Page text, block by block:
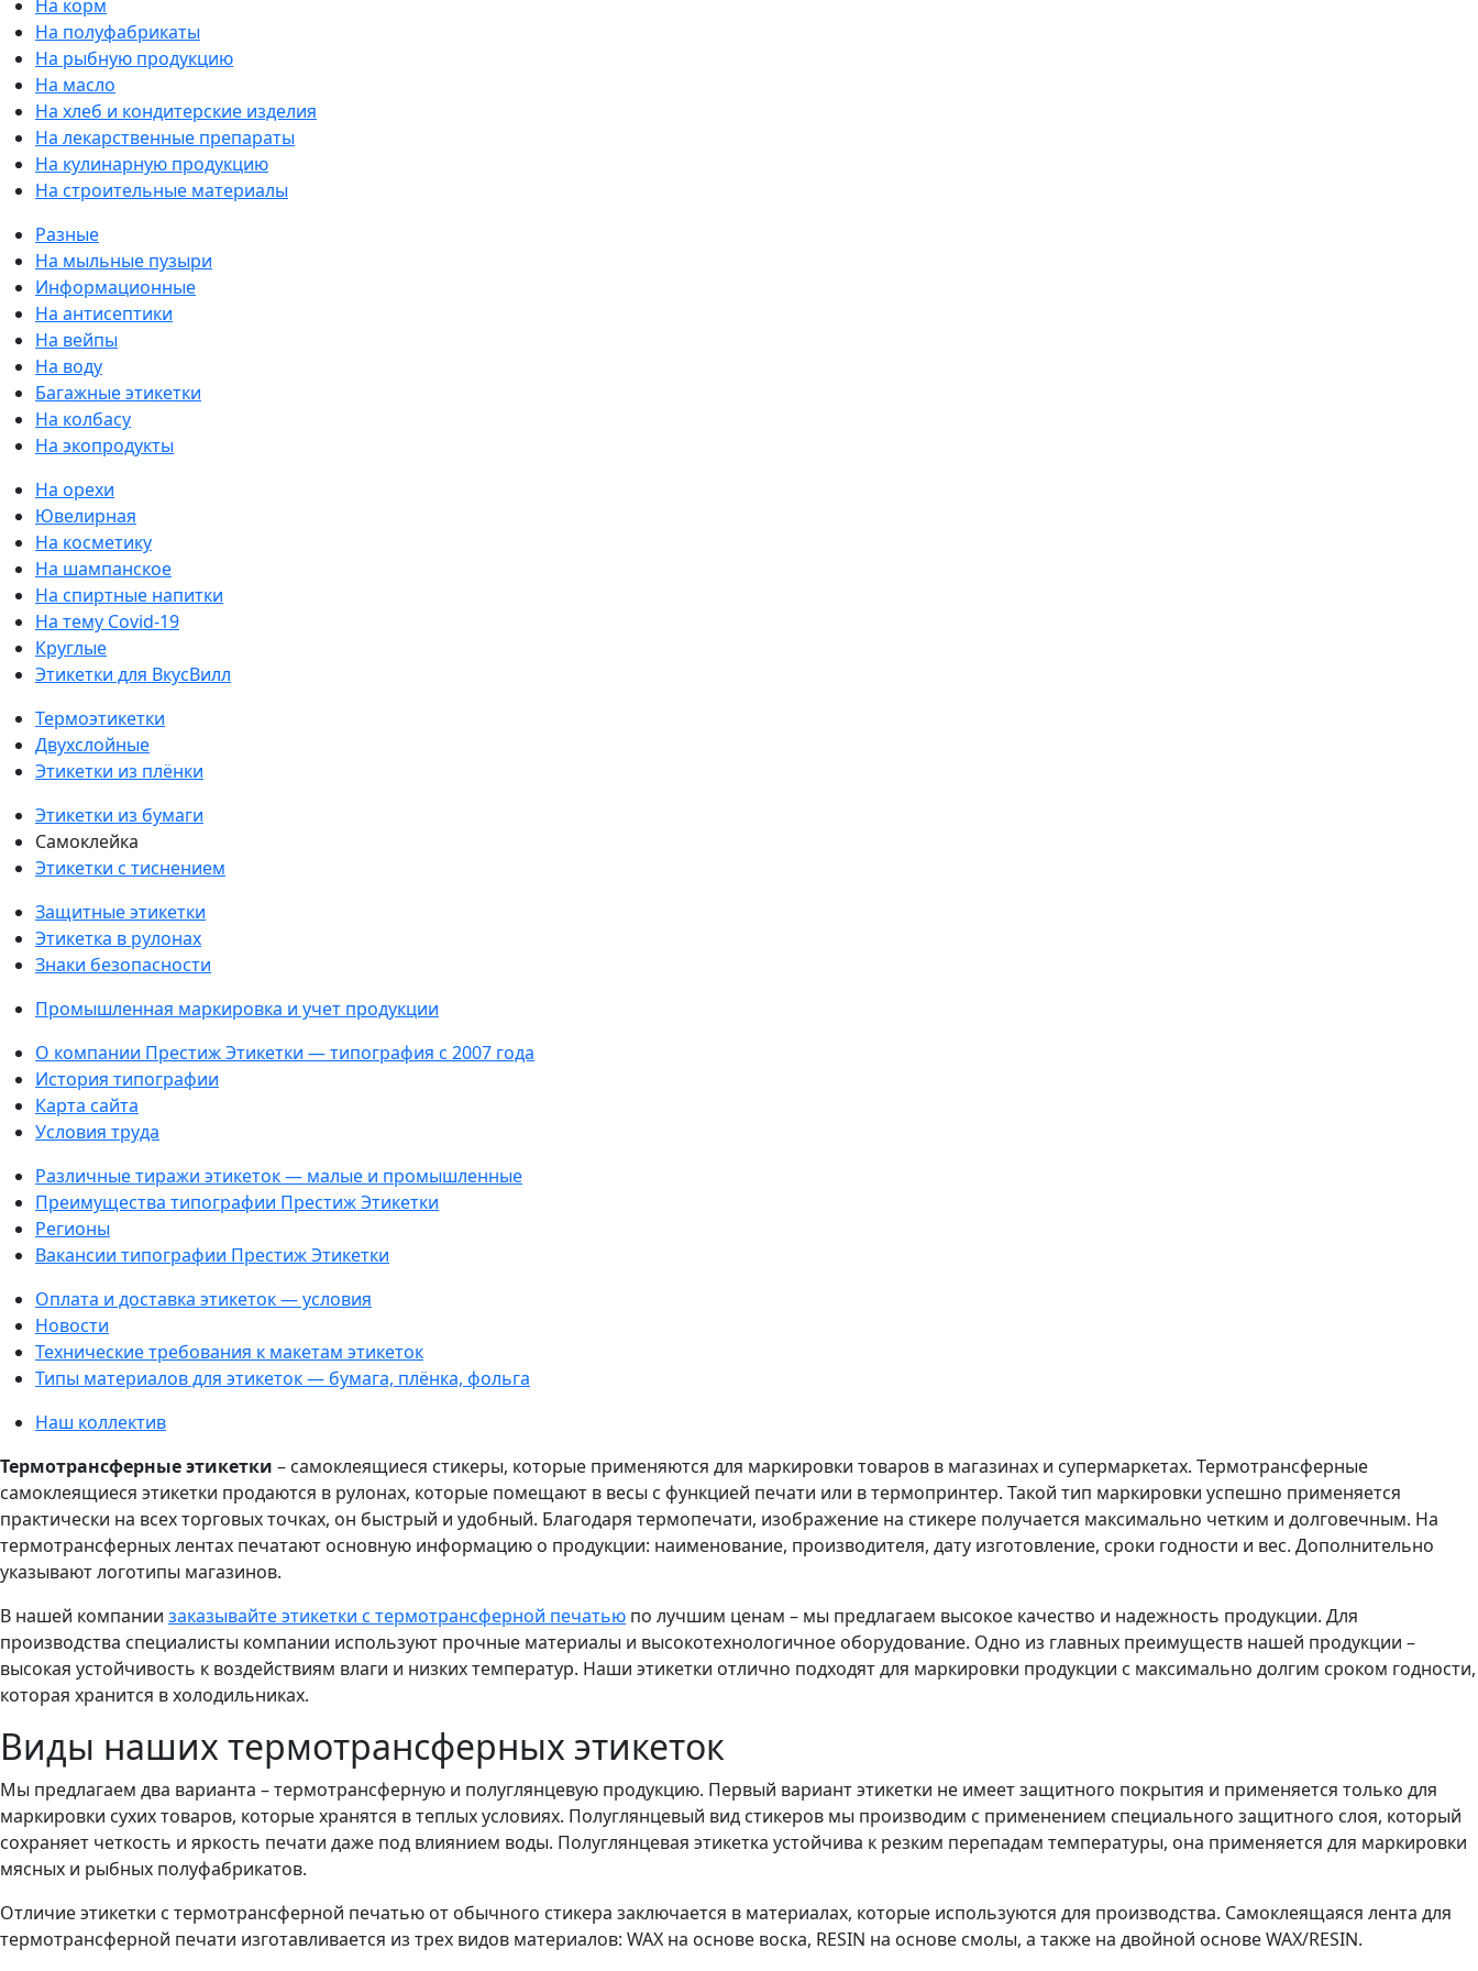
На корм
На полуфабрикаты
На рыбную продукцию
На масло
На хлеб и кондитерские изделия
На лекарственные препараты
На кулинарную продукцию
На строительные материалы
Разные
На мыльные пузыри
Информационные
На антисептики
На вейпы
На воду
Багажные этикетки
На колбасу
На экопродукты
На орехи
Ювелирная
На косметику
На шампанское
На спиртные напитки
На тему Covid-19
Круглые
Этикетки для ВкусВилл
Термоэтикетки
Двухслойные
Этикетки из плёнки
Этикетки из бумаги
Самоклейка
Этикетки с тиснением
Защитные этикетки
Этикетка в рулонах
Знаки безопасности
Промышленная маркировка и учет продукции
О компании Престиж Этикетки — типография с 2007 года
История типографии
Карта сайта
Условия труда
Различные тиражи этикеток — малые и промышленные
Преимущества типографии Престиж Этикетки
Регионы
Вакансии типографии Престиж Этикетки
Оплата и доставка этикеток — условия
Новости
Технические требования к макетам этикеток
Типы материалов для этикеток — бумага, плёнка, фольга
Наш коллектив
Термотрансферные этикетки – самоклеящиеся стикеры, которые применяются для маркировки товаров в магазинах и супермаркетах. Термотрансферные
самоклеящиеся этикетки продаются в рулонах, которые помещают в весы с функцией печати или в термопринтер. Такой тип маркировки успешно применяется
практически на всех торговых точках, он быстрый и удобный. Благодаря термопечати, изображение на стикере получается максимально четким и долговечным. На
термотрансферных лентах печатают основную информацию о продукции: наименование, производителя, дату изготовление, сроки годности и вес. Дополнительно
указывают логотипы магазинов.
В нашей компании заказывайте этикетки с термотрансферной печатью по лучшим ценам – мы предлагаем высокое качество и надежность продукции. Для
производства специалисты компании используют прочные материалы и высокотехнологичное оборудование. Одно из главных преимуществ нашей продукции –
высокая устойчивость к воздействиям влаги и низких температур. Наши этикетки отлично подходят для маркировки продукции с максимально долгим сроком годности,
которая хранится в холодильниках.
Виды наших термотрансферных этикеток
Мы предлагаем два варианта – термотрансферную и полуглянцевую продукцию. Первый вариант этикетки не имеет защитного покрытия и применяется только для
маркировки сухих товаров, которые хранятся в теплых условиях. Полуглянцевый вид стикеров мы производим с применением специального защитного слоя, который
сохраняет четкость и яркость печати даже под влиянием воды. Полуглянцевая этикетка устойчива к резким перепадам температуры, она применяется для маркировки
мясных и рыбных полуфабрикатов.
Отличие этикетки с термотрансферной печатью от обычного стикера заключается в материалах, которые используются для производства. Самоклеящаяся лента для
термотрансферной печати изготавливается из трех видов материалов: WAX на основе воска, RESIN на основе смолы, а также на двойной основеWAX/RESIN.